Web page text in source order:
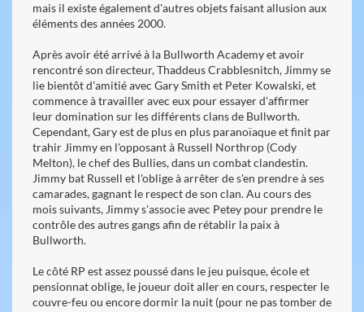
mais il existe également d'autres objets faisant allusion aux
éléments des années 2000.
Après avoir été arrivé à la Bullworth Academy et avoir
rencontré son directeur, Thaddeus Crabblesnitch, Jimmy se
lie bientôt d'amitié avec Gary Smith et Peter Kowalski, et
commence à travailler avec eux pour essayer d'affirmer
leur domination sur les différents clans de Bullworth.
Cependant, Gary est de plus en plus paranoïaque et finit par
trahir Jimmy en l'opposant à Russell Northrop (Cody
Melton), le chef des Bullies, dans un combat clandestin.
Jimmy bat Russell et l'oblige à arrêter de s'en prendre à ses
camarades, gagnant le respect de son clan. Au cours des
mois suivants, Jimmy s'associe avec Petey pour prendre le
contrôle des autres gangs afin de rétablir la paix à
Bullworth.
Le côté RP est assez poussé dans le jeu puisque, école et
pensionnat oblige, le joueur doit aller en cours, respecter le
couvre-feu ou encore dormir la nuit (pour ne pas tomber de